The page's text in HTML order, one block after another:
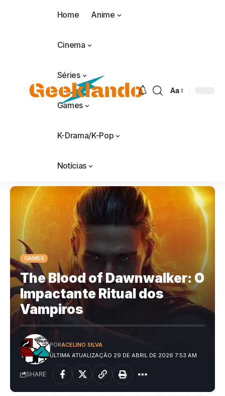
Home Anime
Cinema
Séries
Games
K-Drama/K-Pop
Notícias
Aa
GAMES
The Blood of Dawnwalker: O
Impactante Ritual dos
Vampiros
ÚLTIMA ATUALIZAÇÃO 29 DE ABRIL DE 2026 7:53 AM
PORACELINO SILVA
SHARE